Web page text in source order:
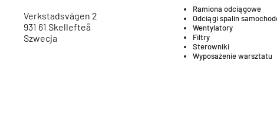
Verkstadsvägen 2
931 61 Skellefteå
Szwecja
Ramiona odciągowe
Odciągi spalin
Wentylatory
Filtry
Sterowniki
Wyposażenie warsztatu